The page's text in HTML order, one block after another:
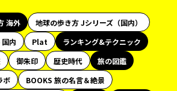
海外
地球の歩き方 Jシリーズ（国内）
内 Plat
ランキング&テクニック
御朱印 歴史時代
旅の図鑑
ボ
BOOKS 旅の名言＆絶景